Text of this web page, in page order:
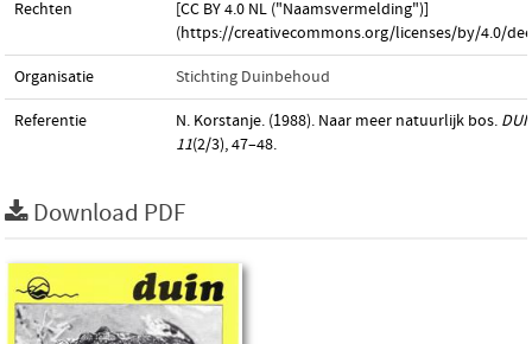
Rechten
[CC BY 4.0 NL ("Naamsvermelding")]
(https://creativecommons.org/licenses/by/4.0/
Organisatie Stichting Duinbehoud
Referentie N. Korstanje. (1988). Naar meer natuurlijk bos.
11(2/3), 47–48.
Download PDF